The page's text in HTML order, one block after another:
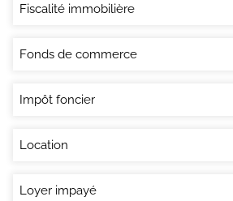
Fiscalité immobilière
Fonds de commerce
Impôt foncier
Location
Loyer impayé